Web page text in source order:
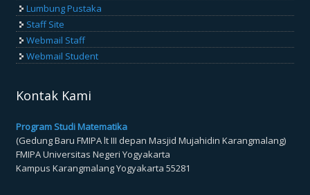
Lumbung Pustaka
Staff Site
Webmail Staff
Webmail Student
Kontak Kami
Program Studi Matematika
(Gedung Baru FMIPA lt III depan Masjid Mujahidin Karangmalang)
FMIPA Universitas Negeri Yogyakarta
Kampus Karangmalang Yogyakarta 55281